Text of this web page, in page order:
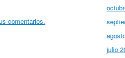
comentarios.
julio